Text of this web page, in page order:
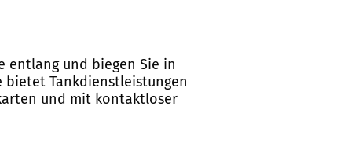
entlang und biegen Sie in
bietet Tankdienstleistungen
und mit kontaktloser